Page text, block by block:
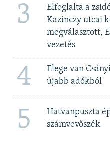
3
Elfoglalta a
Kazinczy utcai
megválasztott,
vezetés
4
Elege van
újabb adókból
5
Hatvanpuszta
számvevőszék